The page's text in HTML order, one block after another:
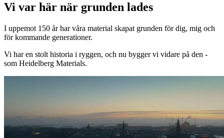
Vi var här när grunden lades
I uppemot 150 år har våra material skapat grunden för dig, mig och
för kommande generationer.
Vi har en stolt historia i ryggen, och nu bygger vi vidare på den -
som Heidelberg Materials.